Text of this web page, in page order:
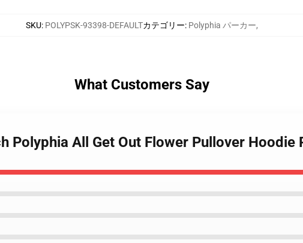
SKU: POLYPSK-93398-DEFAULTカテゴリー: Polyphia パーカー,
What Customers Say
Polyphia All Get Out Flower Pullover Hoodie